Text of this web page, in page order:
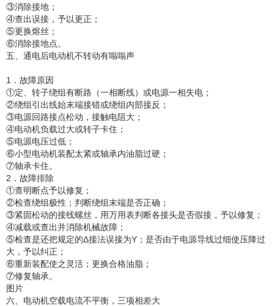
③消除接地；
④查出误接，予以更正；
⑤更换熔丝；
⑥消除接地点。
五、通电后电动机不转动有嗡嗡声
1．故障原因
①定、转子绕组有断路（一相断线）或电源一相失电；
②绕组引出线始末端接错或绕组内部接反；
③电源回路接点松动，接触电阻大；
④电动机负载过大或转子卡住；
⑤电源电压过低；
⑥小型电动机装配太紧或轴承内油脂过硬；
⑦轴承卡住。
2．故障排除
①查明断点予以修复；
②检查绕组极性；判断绕组末端是否正确；
③紧固松动的接线螺丝，用万用表判断各接头是否假接，予以修复；
④减载或查出并消除机械故障；
⑤检查是还把规定的Δ接法误接为Y；是否由于电源导线过细使压降过
大，予以纠正；
⑥重新装配使之灵活；更换合格油脂；
⑦修复轴承。
图片
六、电动机空载电流不平衡，三项相差大